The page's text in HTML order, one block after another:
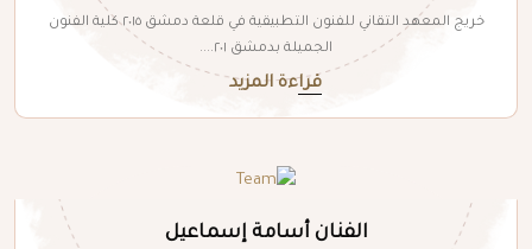
خريج المعهد التقاني للفنون التطبيقية في قلعة دمشق ٢٠١٥ كلية الفنون
الجميلة بدمشق ٢٠١....
قراءة المزيد
الفنان أسامة إسماعيل